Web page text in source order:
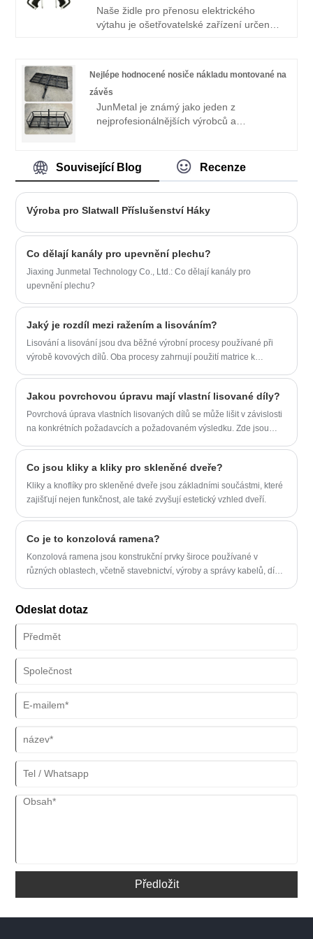
Naše židle pro přenosu elektrického
výtahu je ošetřovatelské zařízení určené
pohovkami, koupelnami atd., Což výrazně
snižuje pracovní zátěž a bezpečnostní
rizika pečovatelů, chůvy a členů rodiny a
výrazně zlepšuje bezpečnost
Nejlépe hodnocené nosiče nákladu montované na
závěs
JunMetal je známý jako jeden z
nejprofesionálnějších výrobců a
po celém světě jsme poskytli vysoce
kvalitní nákladní nosiče s nejvyšším
hodnocením vyrobené v Číně. Máme
vlastní továrnu a poskytujeme služby
OEM / ODM. Podporujeme nejen služby
na míru, ale také poskytujeme ceníky.
Související Blog Recenze
Výroba pro Slatwall Příslušenství Háky
Co dělají kanály pro upevnění plechu?
Jiaxing Junmetal Technology Co., Ltd.: Co dělají kanály pro
upevnění plechu?
Jaký je rozdíl mezi ražením a lisováním?
Lisování a lisování jsou dva běžné výrobní procesy používané při
výrobě kovových dílů. Oba procesy zahrnují použití matrice k
Jakou povrchovou úpravu mají vlastní lisované díly?
​Povrchová úprava vlastních lisovaných dílů se může lišit v závislosti
na konkrétních požadavcích a požadovaném výsledku. Zde jsou
Co jsou kliky a kliky pro skleněné dveře?
​Kliky a knoflíky pro skleněné dveře jsou základními součástmi, které
zajišťují nejen funkčnost, ale také zvyšují estetický vzhled dveří.
Co je to konzolová ramena?
Konzolová ramena jsou konstrukční prvky široce používané v
různých oblastech, včetně stavebnictví, výroby a správy kabelů, díky
dodatečného vyztužení pod nimi. Tato konstrukční vlastnost je
flexibilní polohování. Struktura a design Základním principem
konci je upevněno konzolové rameno, které umožňuje druhému
nebo rameno, které může nést různá zatížení nebo předměty.
téměř vodorovný prvek, který je bezpečně ukotven ke svislé
Odeslat dotaz
Předložit